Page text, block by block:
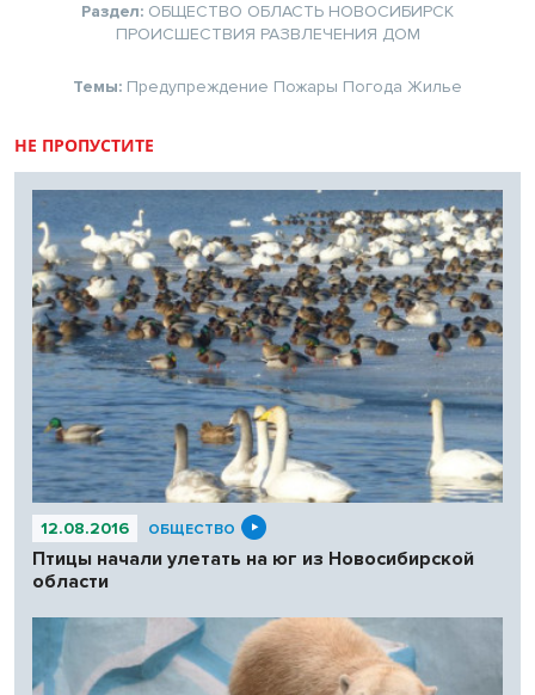
Раздел: ОБЩЕСТВО ОБЛАСТЬ НОВОСИБИРСК
ПРОИСШЕСТВИЯ РАЗВЛЕЧЕНИЯ ДОМ
Темы: Предупреждение Пожары Погода Жилье
НЕ ПРОПУСТИТЕ
12.08.2016 ОБЩЕСТВО
Птицы начали улетать на юг из Новосибирской
области